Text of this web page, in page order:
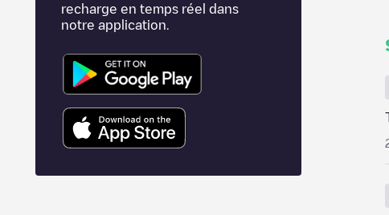
recharge en temps réel dans
notre application.